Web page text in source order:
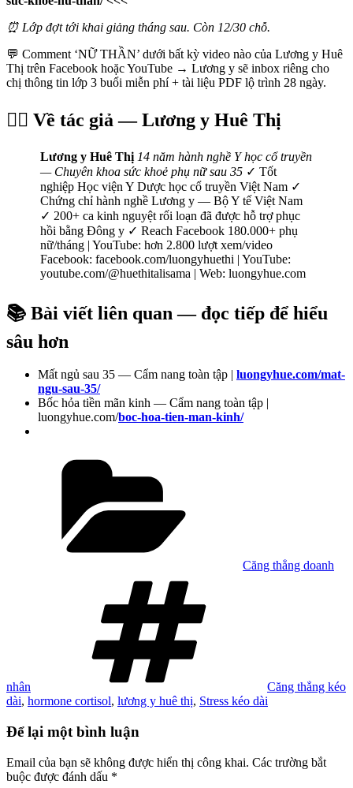
⏰ Lớp đợt tới khai giảng tháng sau. Còn 12/30 chỗ.
💬 Comment ‘NỮ THẦN’ dưới bất kỳ video nào của Lương y Huê
Thị trên Facebook hoặc YouTube → Lương y sẽ inbox riêng cho
chị thông tin lớp 3 buổi miễn phí + tài liệu PDF lộ trình 28 ngày.
👩‍⚕️ Về tác giả — Lương y Huê Thị
Lương y Huê Thị 14 năm hành nghề Y học cổ truyền
— Chuyên khoa sức khoẻ phụ nữ sau 35 ✓ Tốt
nghiệp Học viện Y Dược học cổ truyền Việt Nam ✓
Chứng chỉ hành nghề Lương y — Bộ Y tế Việt Nam
✓ 200+ ca kinh nguyệt rối loạn đã được hỗ trợ phục
hồi bằng Đông y ✓ Reach Facebook 180.000+ phụ
nữ/tháng | YouTube: hơn 2.800 lượt xem/video
Facebook: facebook.com/luongyhuethi | YouTube:
youtube.com/@huethitalisama | Web: luongyhue.com
📚 Bài viết liên quan — đọc tiếp để hiểu
sâu hơn
Mất ngủ sau 35 — Cẩm nang toàn tập | luongyhue.com/mat-
ngu-sau-35/
Bốc hỏa tiền mãn kinh — Cẩm nang toàn tập |
luongyhue.com/boc-hoa-tien-man-kinh/
Căng thẳng doanh
nhân
Căng thẳng kéo
dài, hormone cortisol, lương y huê thị, Stress kéo dài
Để lại một bình luận
Email của bạn sẽ không được hiển thị công khai. Các trường bắt
buộc được đánh dấu *